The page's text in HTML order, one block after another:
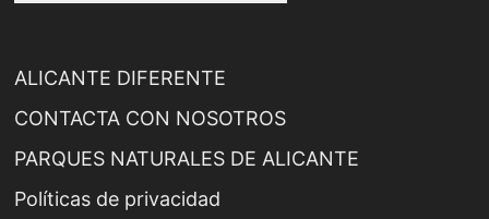
ALICANTE DIFERENTE
CONTACTA CON NOSOTROS
PARQUES NATURALES DE ALICANTE
Políticas de privacidad